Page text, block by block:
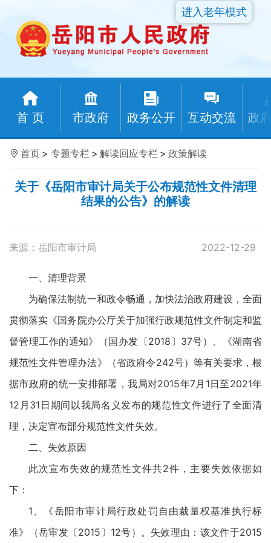
首 页 市政府 政务公开 互动交流 政
进入老年模式
首页 > 专题专栏 > 解读回应专栏 > 政策解读
关于《岳阳市审计局关于公布规范性文件清理
结果的公告》的解读
来源：岳阳市审计局 2022-12-29
一、清理背景
为确保法制统一和政令畅通，加快法治政府建设，全面
贯彻落实《国务院办公厅关于加强行政规范性文件制定和监
督管理工作的通知》（国办发〔2018〕37号）、《湖南省
规范性文件管理办法》（省政府令242号）等有关要求，根
据市政府的统一安排部署，我局对2015年7月1日至2021年
12月31日期间以我局名义发布的规范性文件进行了全面清
理，决定宣布部分规范性文件失效。
二、失效原因
此次宣布失效的规范性文件共2件，主要失效依据如
下：
1、《岳阳市审计局行政处罚自由裁量权基准执行标
准》（岳审发〔2015〕12号）。失效理由：该文件于2015